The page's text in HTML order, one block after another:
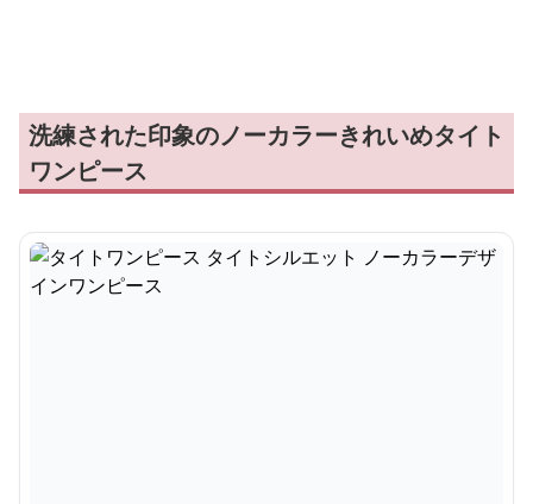
洗練された印象のノーカラーきれいめタイト
ワンピース